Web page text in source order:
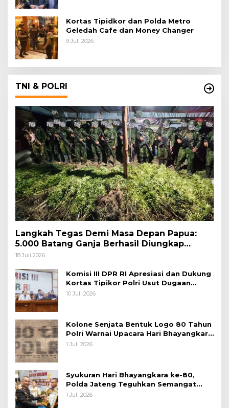
Kortas Tipidkor dan Polda Metro
Geledah Cafe dan Money Changer
9 Juli 2026
TNI & POLRI
Langkah Tegas Demi Masa Depan Papua:
5.000 Batang Ganja Berhasil Diungkap
Koops TNI Habema
18 Juli 2026
Komisi III DPR RI Apresiasi dan Dukung
Kortas Tipikor Polri Usut Dugaan
Korupsi Batu Bara
10 Juli 2026
Kolone Senjata Bentuk Logo 80 Tahun
Polri Warnai Upacara Hari Bhayangkara
ke-80
1 Juli 2026
Syukuran Hari Bhayangkara ke-80,
Polda Jateng Teguhkan Semangat
Pengabdian dan Pererat Kebersamaan
1 Juli 2026